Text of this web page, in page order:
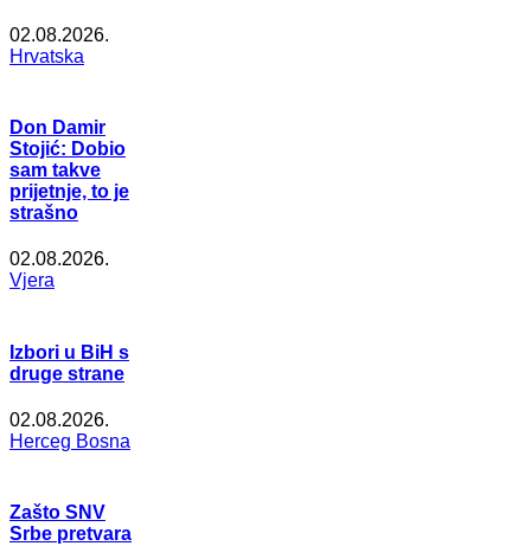
02.08.2026.
Hrvatska
Don Damir
Stojić: Dobio
sam takve
prijetnje, to je
strašno
02.08.2026.
Vjera
Izbori u BiH s
druge strane
02.08.2026.
Herceg Bosna
Zašto SNV
Srbe pretvara